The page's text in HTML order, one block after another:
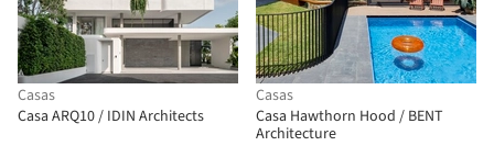
Casas
Casa ARQ10 / IDIN Architects
Casas
Casa Hawthorn Hood / BENT
Architecture